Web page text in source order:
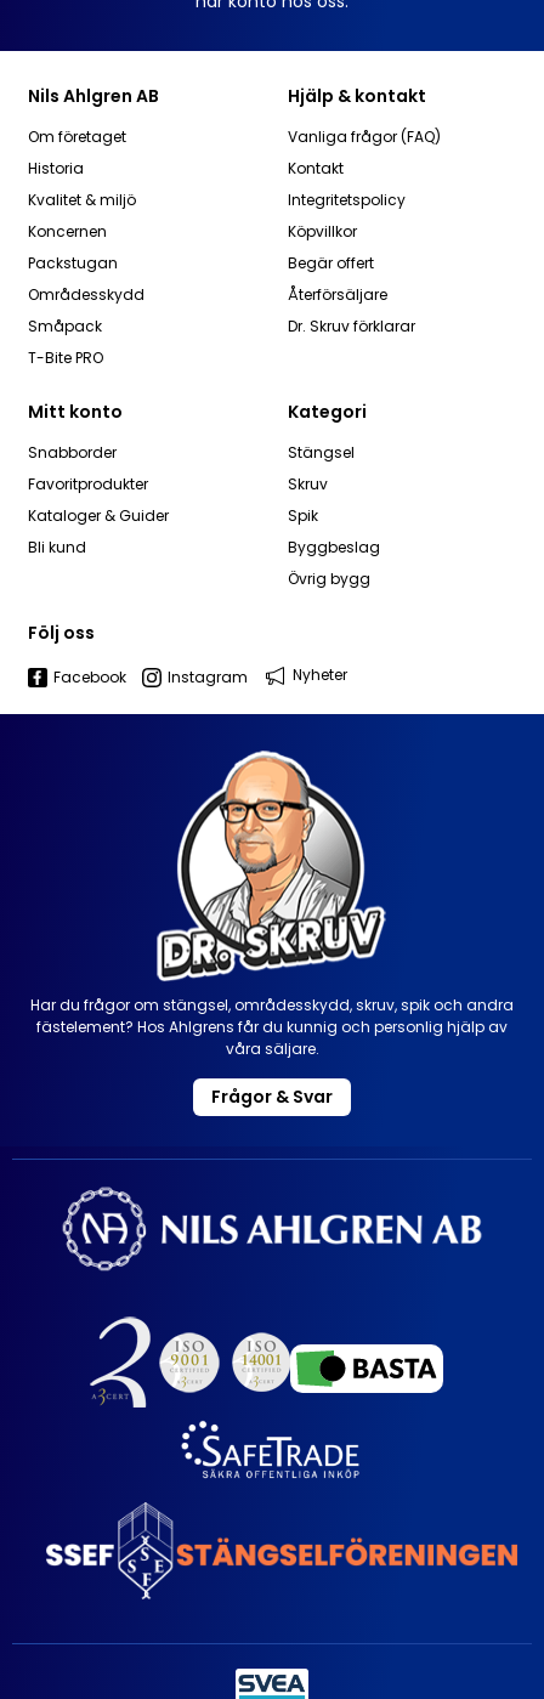
Nils Ahlgren AB
Om företaget
Historia
Kvalitet & miljö
Koncernen
Packstugan
Områdesskydd
Småpack
T-Bite PRO
Hjälp & kontakt
Vanliga frågor (FAQ)
Kontakt
Integritetspolicy
Köpvillkor
Begär offert
Återförsäljare
Dr. Skruv förklarar
Mitt konto
Snabborder
Favoritprodukter
Kataloger & Guider
Bli kund
Följ oss
Facebook Instagram Nyheter
Kategori
Stängsel
Skruv
Spik
Byggbeslag
Övrig bygg
Har du frågor om stängsel, områdesskydd, skruv, spik och andra
fästelement? Hos Ahlgrens får du kunnig och personlig hjälp av
våra säljare.
Frågor & Svar